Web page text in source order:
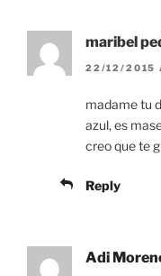
maribel
22/12/2015
madame tu
azul, es
creo que te
Reply
Adi